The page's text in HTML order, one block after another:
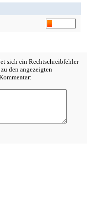
sich ein Rechtschreibfehler
den angezeigten